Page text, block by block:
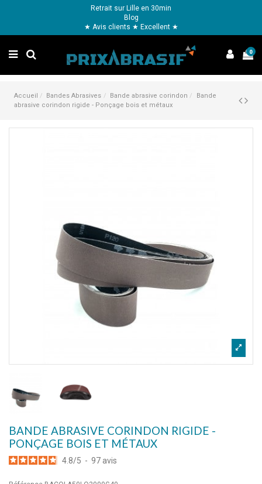
Retrait sur Lille en 30min
Blog
★ Avis clients ★ Excellent ★
0
Accueil Bandes Abrasives Bande abrasive corindon
Bande
abrasive corindon rigide - Ponçage bois et métaux
BANDE ABRASIVE CORINDON RIGIDE -
PONÇAGE BOIS ET MÉTAUX
4.8/5 - 97 avis